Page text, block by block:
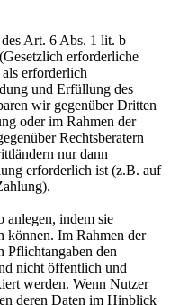
Art. 6 Abs. 1 lit. b
erforderliche
erforderlich
und Erfüllung des
wir gegenüber Dritten
oder im Rahmen der
Rechtsberatern
nur dann
erforderlich ist (z.B. auf
anlegen, indem sie
können. Im Rahmen der
Pflichtangaben den
nicht öffentlich und
werden. Wenn Nutzer
deren Daten im Hinblick